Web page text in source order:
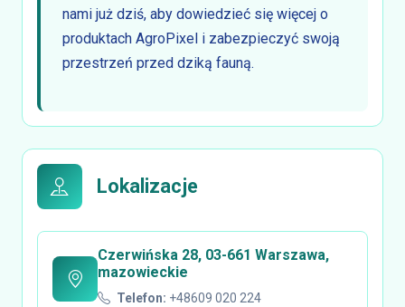
nami już dziś, aby dowiedzieć się więcej o
produktach AgroPixel i zabezpieczyć swoją
przestrzeń przed dziką fauną.
Lokalizacje
Czerwińska 28, 03-661 Warszawa,
mazowieckie
Telefon: +48609 020 224